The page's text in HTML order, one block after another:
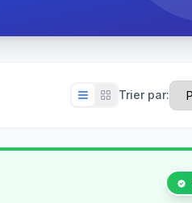
Trier par: